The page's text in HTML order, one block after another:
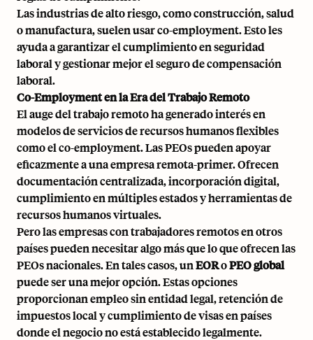
Las industrias de alto riesgo, como construcción, salud
o manufactura, suelen usar co-employment. Esto les
ayuda a garantizar el cumplimiento en seguridad
laboral y gestionar mejor el seguro de compensación
laboral.
Co-Employment en la Era del Trabajo Remoto
El auge deltrabajo remotoha generado interés en
modelos de servicios de recursos humanos flexibles
como el co-employment. Las PEOs pueden apoyar
eficazmente a unaempresa remota-primer. Ofrecen
documentación centralizada, incorporación digital,
cumplimiento en múltiples estados y herramientas de
recursos humanos virtuales.
Pero las empresas con trabajadores remotos en otros
países pueden necesitar algo más que lo que ofrecen las
PEOs nacionales. En tales casos, unEORoPEO global
puede ser una mejor opción. Estas opciones
proporcionan empleo sin entidad legal, retención de
impuestos local y cumplimiento de visas en países
donde el negocio no está establecido legalmente.